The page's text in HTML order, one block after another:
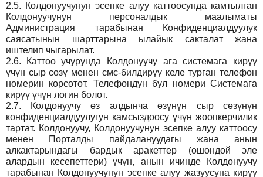
2.5. Колдонуучунун эсепке алуу каттоосунда камтылган
Колдонуучунун персоналдык маалыматы
Администрация тарабынан Конфиденциалдуулук
саясатынын шарттарына ылайык сакталат жана
иштелип чыгарылат.
2.6.
Каттоо учурунда Колдонуучу ага системага кирүү
үчүн сыр сөзү менен смс-билдирүү келе турган телефон
номерин көрсөтөт. Телефондун бул номери Системага
кирүү үчүн логин болот.
2.7.
Колдонуучу өз алдынча өзүнүн сыр сөзүнүн
конфиденциалдуулугун камсыздоосу үчүн жоопкерчилик
тартат. Колдонуучу, Колдонуучунун эсепке алуу каттоосу
менен Порталды пайдалануудагы жана анын
алкактарындагы бардык аракеттер (ошондой эле
алардын кесепеттери) үчүн, анын ичинде Колдонуучу
тарабынан Колдонуучунун эсепке алуу жазуусуна кирүү